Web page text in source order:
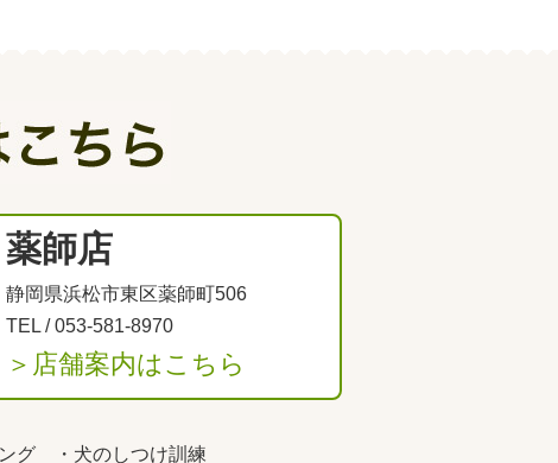
薬師店
静岡県浜松市東区薬師町506
TEL /053-581-8970
＞店舗案内はこちら
グ ・ 犬のしつけ訓練